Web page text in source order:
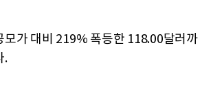
모가 대비 219% 폭등한 118.00달러까
.